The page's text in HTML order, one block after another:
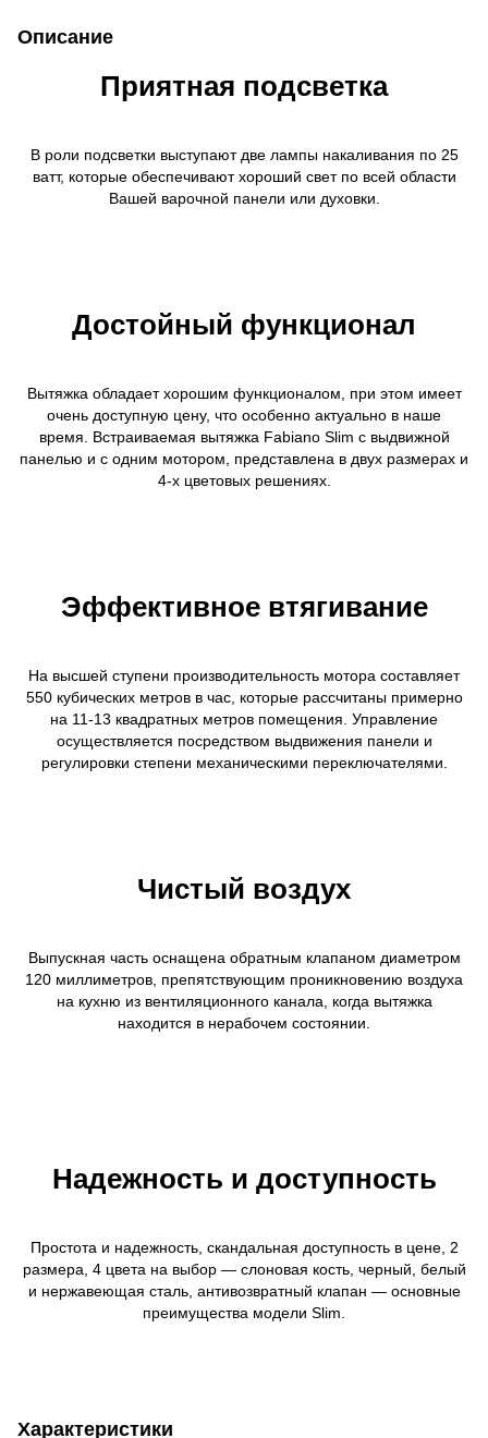
Описание
Приятная подсветка
В роли подсветки выступают две лампы накаливания по 25
ватт, которые обеспечивают хороший свет по всей области
Вашей варочной панели или духовки.
Достойный функционал
Вытяжка обладает хорошим функционалом, при этом имеет
очень доступную цену, что особенно актуально в наше
время. Встраиваемая вытяжка Fabiano Slim с выдвижной
панелью и с одним мотором, представлена в двух размерах и
4-х цветовых решениях.
Эффективное втягивание
На высшей ступени производительность мотора составляет
550 кубических метров в час, которые рассчитаны примерно
на 11-13 квадратных метров помещения. Управление
осуществляется посредством выдвижения панели и
регулировки степени механическими переключателями.
Чистый воздух
Выпускная часть оснащена обратным клапаном диаметром
120 миллиметров, препятствующим проникновению воздуха
на кухню из вентиляционного канала, когда вытяжка
находится в нерабочем состоянии.
Надежность и доступность
Простота и надежность, скандальная доступность в цене, 2
размера, 4 цвета на выбор — слоновая кость, черный, белый
и нержавеющая сталь, антивозвратный клапан — основные
преимущества модели Slim.
Характеристики